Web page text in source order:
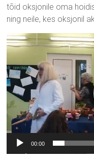
tõid oksjonile oma
ning neile, kes oksjonil
Videoesitaja
00:00